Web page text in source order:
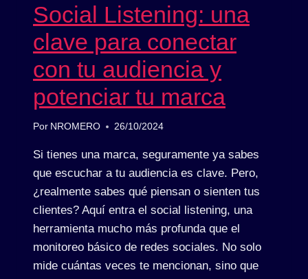
Social Listening: una
clave para conectar
con tu audiencia y
potenciar tu marca
Por NROMERO 26/10/2024
Si tienes una marca, seguramente ya sabes
que escuchar a tu audiencia es clave. Pero,
¿realmente sabes qué piensan o sienten tus
clientes? Aquí entra el social listening, una
herramienta mucho más profunda que el
monitoreo básico de redes sociales. No solo
mide cuántas veces te mencionan, sino que